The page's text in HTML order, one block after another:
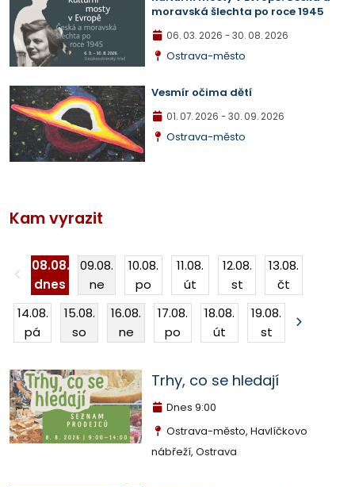
Kam vyrazit
08.08.
dnes
09.08.
ne
10.08.
po
11.08.
út
12.08.
st
13.08.
čt
14.08.
pá
15.08.
so
16.08.
ne
17.08.
po
18.08.
út
19.08.
st
Trhy, co se hledají
Dnes 9:00
Ostrava-město, Havlíčkovo
nábřeží, Ostrava
moravská šlechta po roce 1945
06. 03. 2026 - 30. 08. 2026
Ostrava-město
Vesmír očima dětí
01. 07. 2026 - 30. 09. 2026
Ostrava-město